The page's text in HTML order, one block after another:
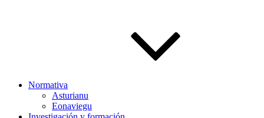
Normativa
Asturianu
Eonaviegu